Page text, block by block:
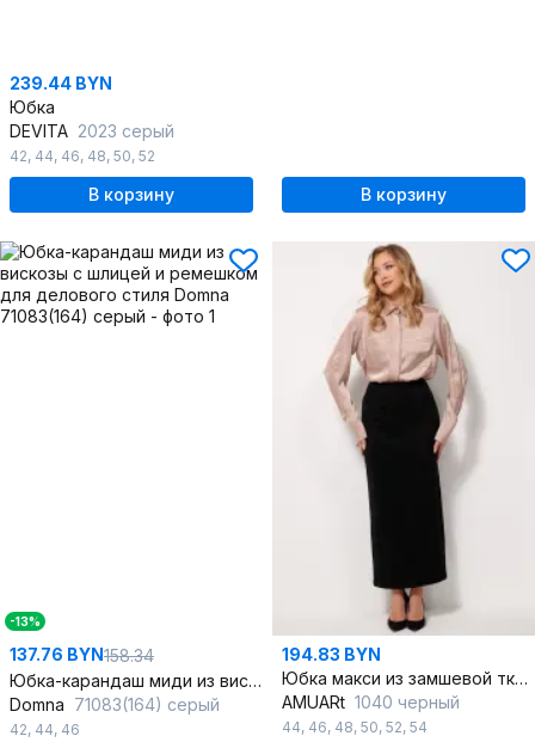
239.44 BYN
Юбка
DEVITA 2023 серый
42, 44, 46, 48, 50, 52
В корзину В корзину
-13%
137.76 BYN158.34
Юбка-карандаш миди из вискозы с шлицей и ремешком для делового стиля
Domna 71083(164) серый
42, 44, 46
194.83 BYN
Юбка макси из замшевой ткани с карманами
AMUARt 1040 черный
44, 46, 48, 50, 52, 54